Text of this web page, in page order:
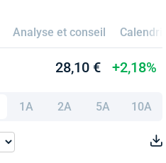
Analyse et conseil
28,10 € +2,18%
1A 2A 5A 10A